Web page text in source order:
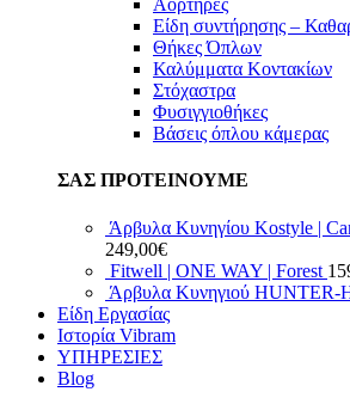
Αορτήρες
Είδη συντήρησης –
Θήκες Όπλων
Καλύμματα Κοντακίων
Στόχαστρα
Φυσιγγιοθήκες
Βάσεις όπλου κάμερας
ΣΑΣ ΠΡΟΤΕΙΝΟΥΜΕ
Άρβυλα Κυνηγίου Kostyle |
249,00€
Fitwell | ONE WAY | Forest
Άρβυλα Κυνηγιού HUNTER-
Είδη Εργασίας
Ιστορία Vibram
ΥΠΗΡΕΣΙΕΣ
Blog